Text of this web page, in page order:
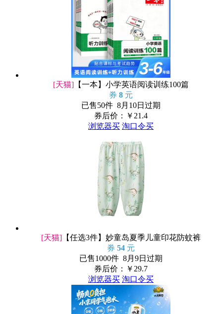
[天猫] 【一本】小学英语阅读训练100篇
券 8 元
已售50件 8月10日过期
券后价：￥ 21.4
浏览器买 淘口令买
[天猫] 【任选3件】妙童岛夏季儿童印花防蚊裤
券 54 元
已售1000件 8月9日过期
券后价：￥ 29.7
浏览器买 淘口令买